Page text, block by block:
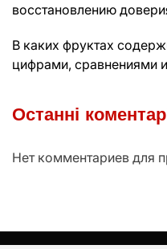
восстановлению
В каких фруктах
цифрами, сравнениями
Останні
Нет комментариев для